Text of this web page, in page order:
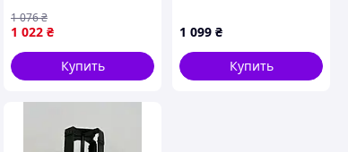
1 022 ₴
1 076₴
Купить
1 099 ₴
Купить